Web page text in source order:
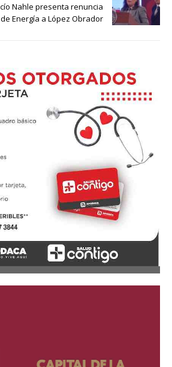
Nahle presenta renuncia
Energía a López Obrador